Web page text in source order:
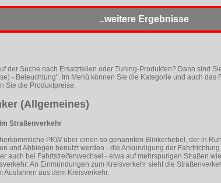
..weitere Ergebnisse
der Suche nach Ersatzteilen oder Tuning-Produkten? Dann sind
- Beleuchtung". Im Menü können Sie die Kategorie und auch
Sie die Produktpreise.
(Allgemeines)
Straßenverkehr
PKW über einen so genannten Blinkerhebel, der in
und Abbiegen benutzt werden - die Ankündigung der
auch bei Fahrtstreifenwechsel - etwa auf mehrspurigen Straßen
An Einmündungen zum Kreisverkehr sieht die
Ausfahren aus dem Kreisverkehr.